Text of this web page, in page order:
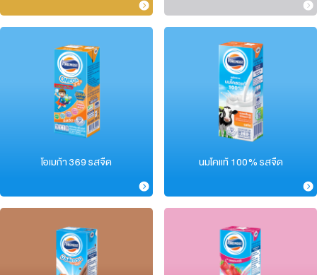
โอเมก้า 369 รสจืด นมโคแท้ 100% รสจืด